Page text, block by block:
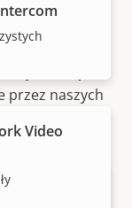
Video
Axis są
przez naszych